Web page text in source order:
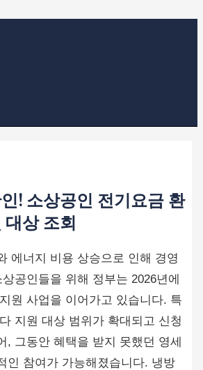
! 소상공인 전기요금 환
대상 조회
에너지 비용 상승으로 인해 경영
공인들을 위해 정부는 2026년에
원 사업을 이어가고 있습니다. 특
지원 대상 범위가 확대되고 신청
, 그동안 혜택을 받지 못했던 영세
인 참여가 가능해졌습니다. 냉방